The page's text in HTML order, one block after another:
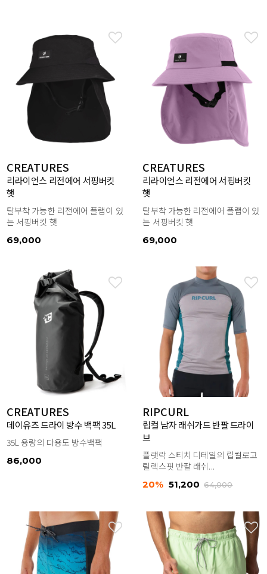
CREATURES
리라이언스 리전에어 서핑버킷
햇
탈부착 가능한 리전에어 플랩이 있
는 서핑버킷 햇
69,000
CREATURES
리라이언스 리전에어 서핑버킷
햇
탈부착 가능한 리전에어 플랩이 있
는 서핑버킷 햇
69,000
CREATURES
데이유즈 드라이 방수 백팩 35L
35L 용량의 다용도 방수백팩
86,000
RIPCURL
립컬 남자 래쉬가드 반팔 드라이
브
플랫락 스티치 디테일의 립컬로고
릴렉스핏 반팔 래쉬...
20% 51,200 64,000